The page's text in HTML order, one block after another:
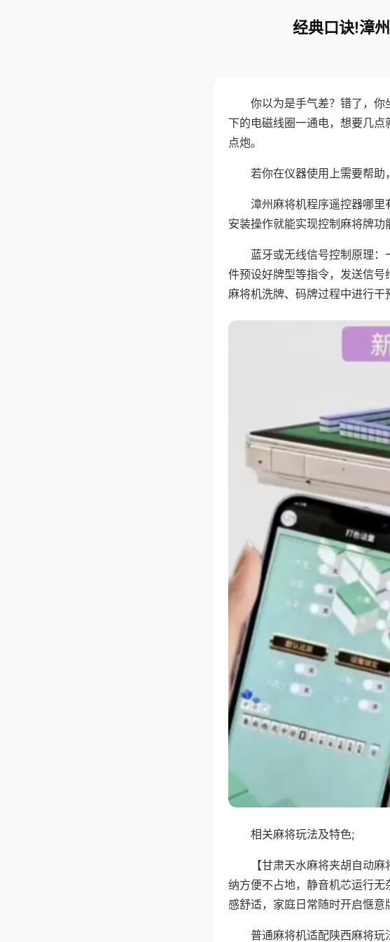
经典口诀!漳
你以为是手气差？错了，
下的电磁线圈一通电，想要几点
点炮。
若你在仪器使用上需要帮助
漳州麻将机程序遥控器哪
安装操作就能实现控制麻将牌功
蓝牙或无线信号控制原理
件预设好牌型等指令，发送信
麻将机洗牌、码牌过程中进行干
相关麻将玩法及特色;
【甘肃天水麻将夹胡自动
纳方便不占地，静音机芯运行
感舒适，家庭日常随时开启惬意
普通麻将机适配陕西麻将玩